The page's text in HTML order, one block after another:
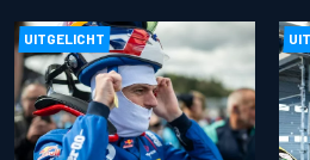
UITGELICHT